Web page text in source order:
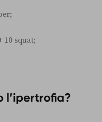
10 squat;
l’ipertrofia?